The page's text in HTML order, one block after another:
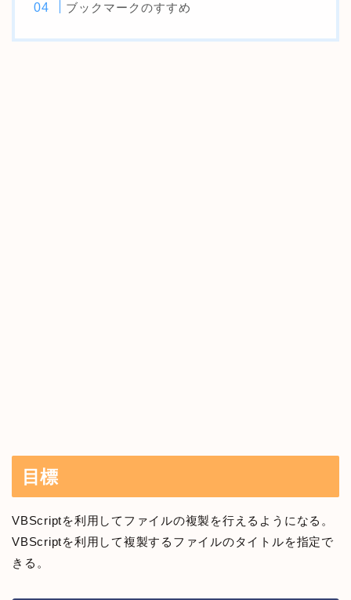
ブックマークのすすめ
目標
VBScriptを利用してファイルの複製を行えるようになる。
VBScriptを利用して複製するファイルのタイトルを指定で
きる。